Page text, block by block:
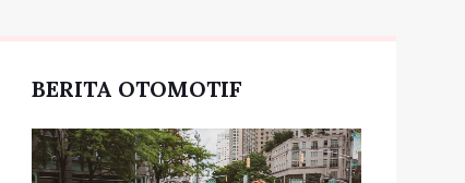
BERITA OTOMOTIF